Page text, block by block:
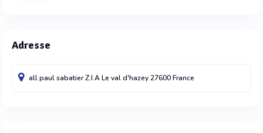
Adresse
all paul sabatier Z.I.ALe val d'hazey27600France